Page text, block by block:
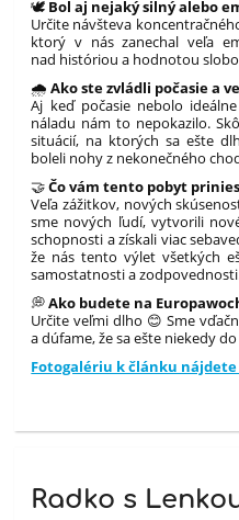
🕊️ Bol aj nejaký silný alebo
Určite návšteva
ktorý v nás zanechal veľa
nad históriou a hodnotou
🌧️Ako ste zvládli počasie a
Aj keď počasie nebolo
náladu nám to nepokazilo.
situácií, na ktorých sa ešte
boleli nohy z nekonečného
🤝Čo vám tento pobyt
Veľa zážitkov, nových
sme nových ľudí, vytvorili
schopnosti a získali viac
že nás tento výlet všetkých
samostatnosti a
💭Ako budete na
Určite veľmi dlho 😊 Sme
a dúfame, že sa ešte niekedy
Fotogalériu k článku nájdete
Radko s